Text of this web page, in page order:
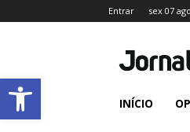
Abrir a barra de ferramentas
Entrar sex 07
INÍCIO